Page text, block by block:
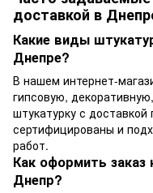
доставкой в
Какие виды
Днепре?
В нашем интернет-
гипсовую,
штукатурку с
сертифицированы и
работ.
Как оформить заказ
Днепр?